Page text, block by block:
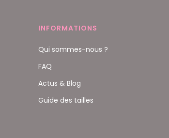
INFORMATIONS
Qui sommes-nous ?
FAQ
Actus & Blog
Guide des tailles